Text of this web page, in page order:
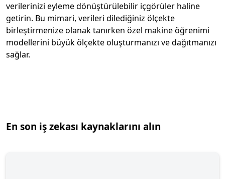
verilerinizi eyleme dönüştürülebilir içgörüler haline
getirin. Bu mimari, verileri dilediğiniz ölçekte
birleştirmenize olanak tanırken özel makine öğrenimi
modellerini büyük ölçekte oluşturmanızı ve dağıtmanızı
sağlar.
En son iş zekası kaynaklarını alın